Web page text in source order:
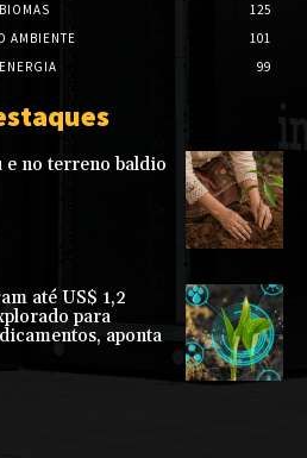
BIOMAS
125
AMBIENTE
101
ENERGIA
99
e no terreno baldio
até US$ 1,2
para
aponta